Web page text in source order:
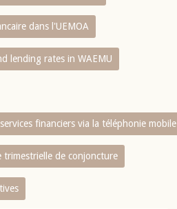
dans l'UEMOA
lending rates in WAEMU
financiers via la téléphonie mobile
trimestrielle de conjoncture